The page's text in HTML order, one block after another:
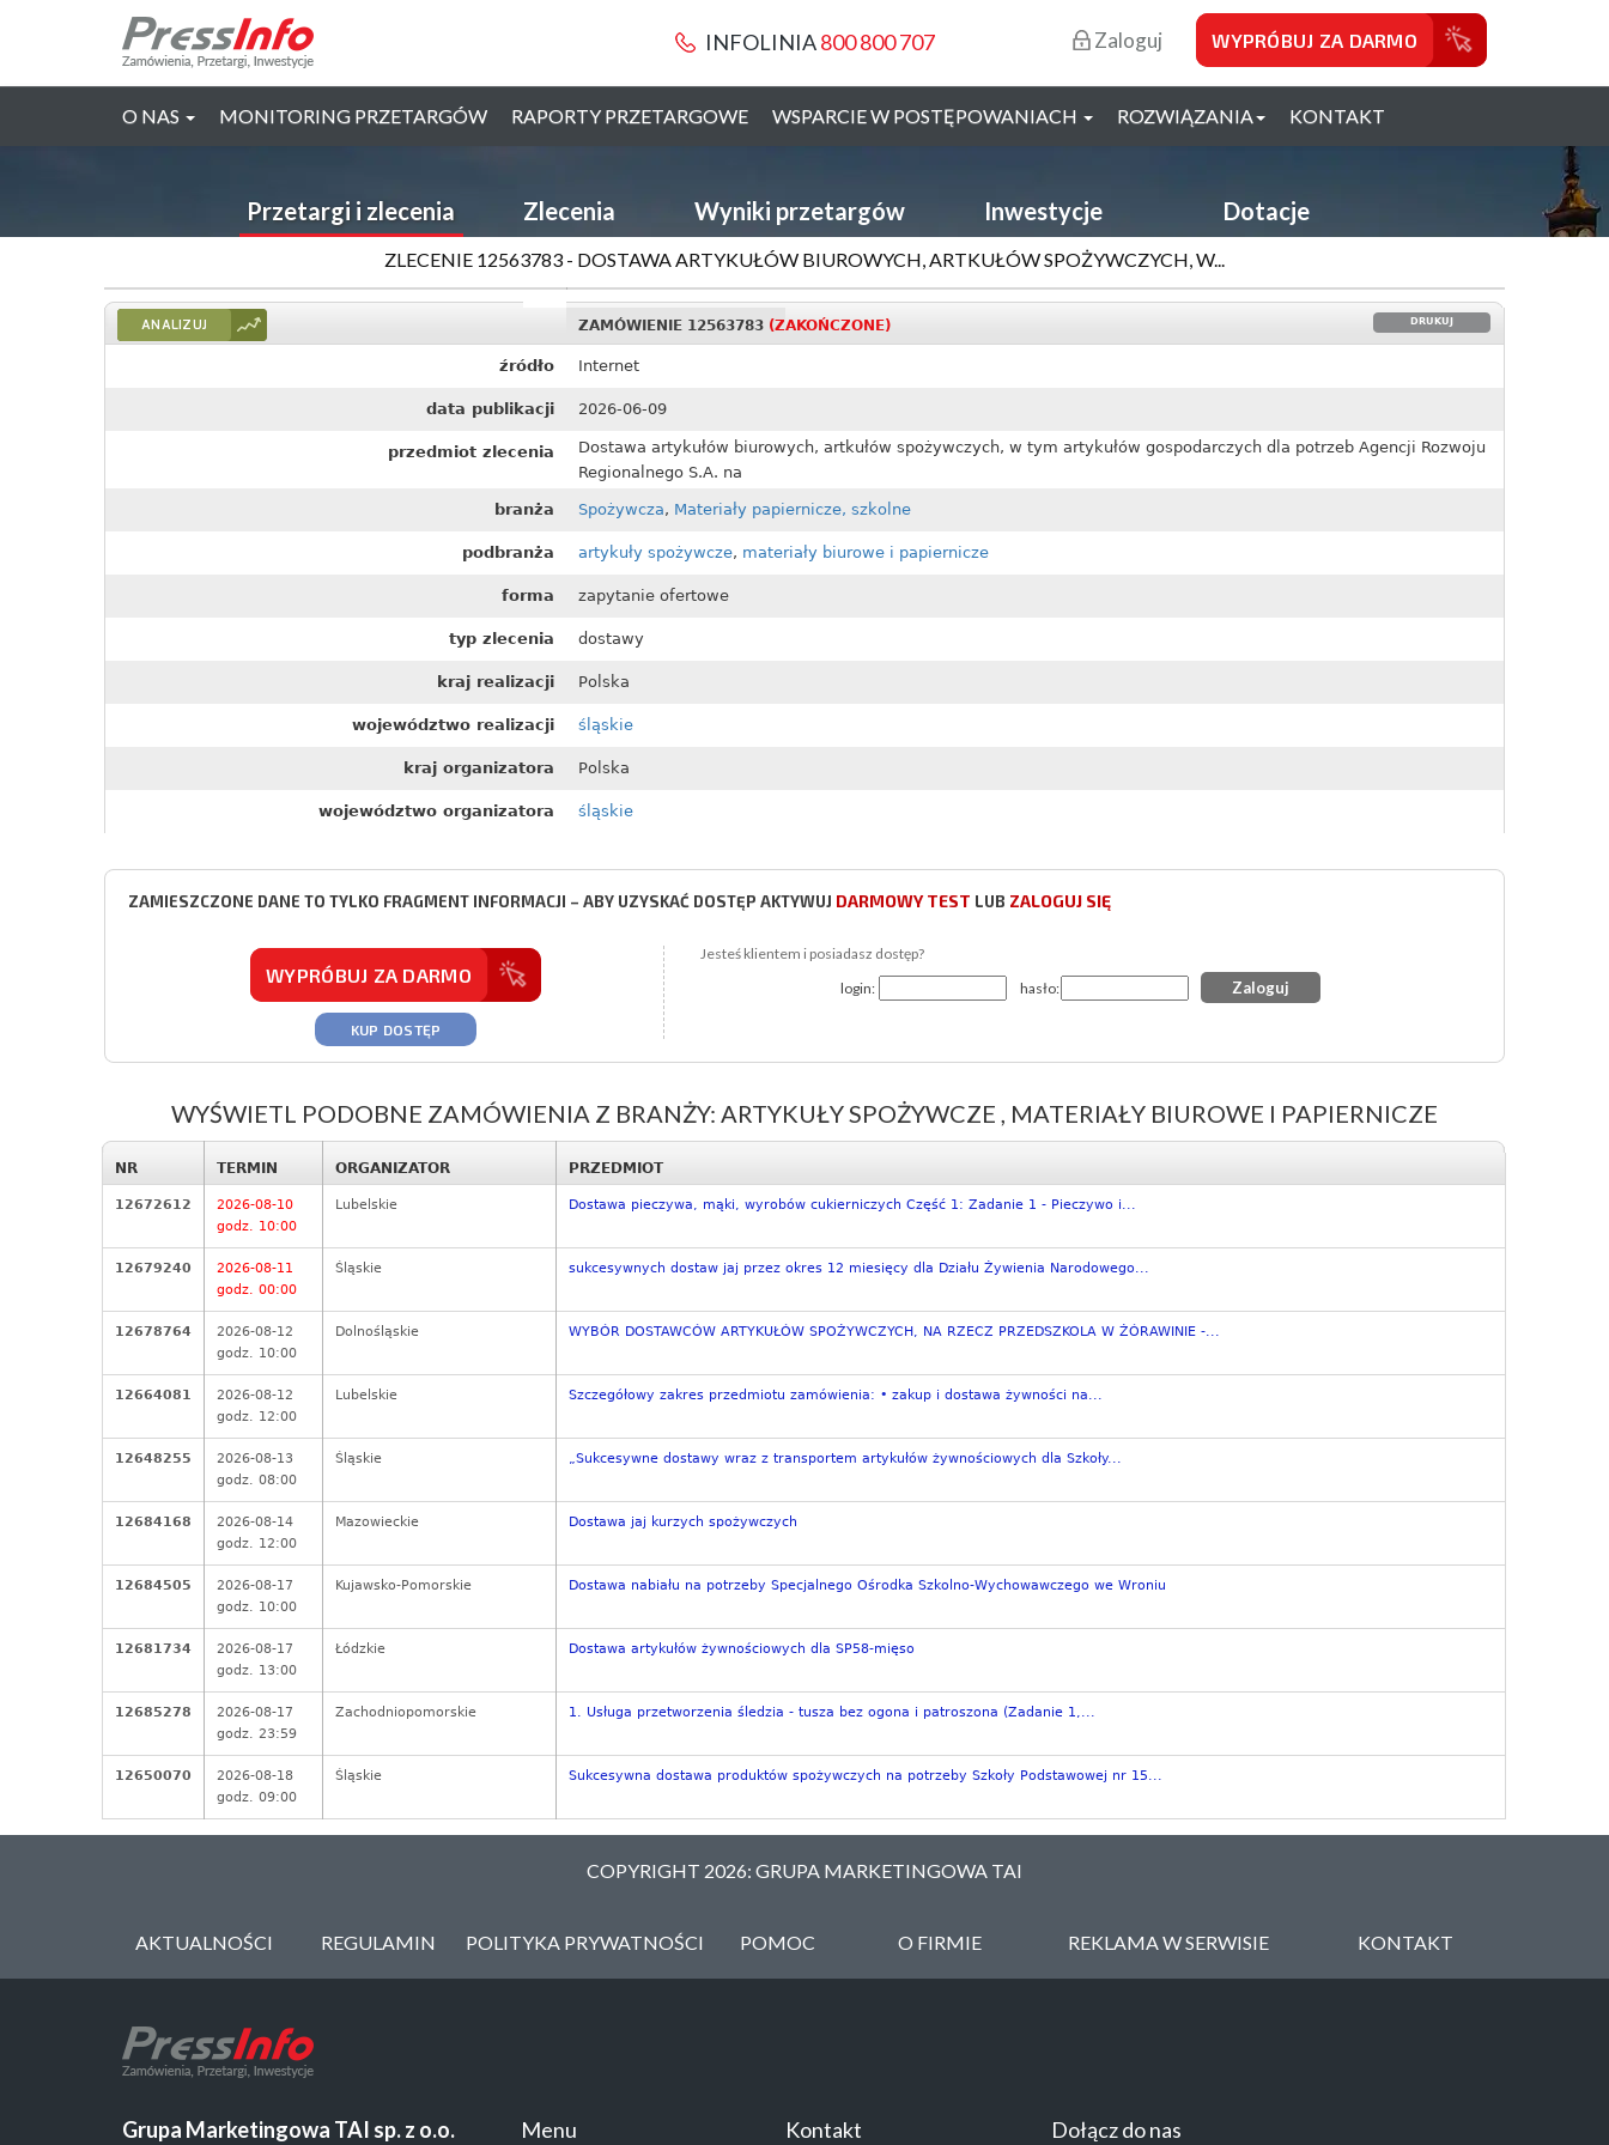
INFOLINIA800 800 707 Zaloguj WYPRÓBUJ ZA DARMO
O NAS MONITORING PRZETARGÓW RAPORTY PRZETARGOWE WSPARCIE W POSTĘPOWANIACH ROZWIĄZANIA KONTAKT
Przetargi i zlecenia Zlecenia Wyniki przetargów Inwestycje Dotacje
ZLECENIE 12563783 - DOSTAWA ARTYKUŁÓW BIUROWYCH, ARTKUŁÓW SPOŻYWCZYCH, W...
ANALIZUJ DRUKUJ
ZAMÓWIENIE 12563783 (ZAKOŃCZONE)
źródło Internet
data publikacji 2026-06-09
przedmiot zlecenia
Dostawa artykułów biurowych, artkułów spożywczych, w tym artykułów gospodarczych dla potrzeb Agencji Rozwoju
Regionalnego S.A. na
branża Spożywcza, Materiały papiernicze, szkolne
podbranża artykuły spożywcze, materiały biurowe i papiernicze
forma zapytanie ofertowe
typ zlecenia dostawy
kraj realizacji Polska
województwo realizacji śląskie
kraj organizatora Polska
województwo organizatora śląskie
ZAMIESZCZONE DANE TO TYLKO FRAGMENT INFORMACJI – ABY UZYSKAĆ DOSTĘP AKTYWUJ DARMOWY TEST LUB ZALOGUJ SIĘ
WYPRÓBUJ ZA DARMO
KUP DOSTĘP
Jesteś klientem i posiadasz dostęp?
login:
hasło:
WYŚWIETL PODOBNE ZAMÓWIENIA Z BRANŻY: ARTYKUŁY SPOŻYWCZE , MATERIAŁY BIUROWE I PAPIERNICZE
NR TERMIN ORGANIZATOR PRZEDMIOT
12672612
2026-08-10
godz. 10:00
Lubelskie Dostawa pieczywa, mąki, wyrobów cukierniczych Część 1: Zadanie 1 - Pieczywo i...
12679240
2026-08-11
godz. 00:00
Śląskie sukcesywnych dostaw jaj przez okres 12 miesięcy dla Działu Żywienia Narodowego...
12678764
2026-08-12
godz. 10:00
Dolnośląskie WYBÓR DOSTAWCÓW ARTYKUŁÓW SPOŻYWCZYCH, NA RZECZ PRZEDSZKOLA W ŻÓRAWINIE -...
12664081
2026-08-12
godz. 12:00
Lubelskie Szczegółowy zakres przedmiotu zamówienia: • zakup i dostawa żywności na...
12648255
2026-08-13
godz. 08:00
Śląskie „Sukcesywne dostawy wraz z transportem artykułów żywnościowych dla Szkoły...
12684168
2026-08-14
godz. 12:00
Mazowieckie Dostawa jaj kurzych spożywczych
12684505
2026-08-17
godz. 10:00
Kujawsko-Pomorskie Dostawa nabiału na potrzeby Specjalnego Ośrodka Szkolno-Wychowawczego we Wroniu
12681734
2026-08-17
godz. 13:00
Łódzkie Dostawa artykułów żywnościowych dla SP58-mięso
12685278
2026-08-17
godz. 23:59
Zachodniopomorskie 1. Usługa przetworzenia śledzia - tusza bez ogona i patroszona (Zadanie 1,...
12650070
2026-08-18
godz. 09:00
Śląskie Sukcesywna dostawa produktów spożywczych na potrzeby Szkoły Podstawowej nr 15...
COPYRIGHT 2026: GRUPA MARKETINGOWA TAI
AKTUALNOŚCI REGULAMIN POLITYKA PRYWATNOŚCI POMOC O FIRMIE REKLAMA W SERWISIE KONTAKT
Grupa Marketingowa TAI sp. z o.o. Menu Kontakt Dołącz do nas